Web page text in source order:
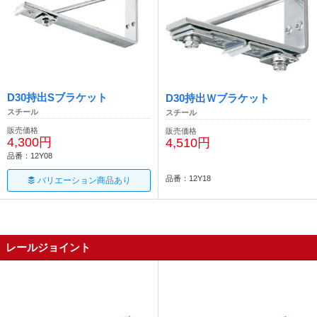
D30持出Sブラケット
スチール
販売価格
4,300円
品番：12Y08
バリエーション商品あり
D30持出Ｗブラケット
スチール
販売価格
4,510円
品番：12Y18
レールジョイント